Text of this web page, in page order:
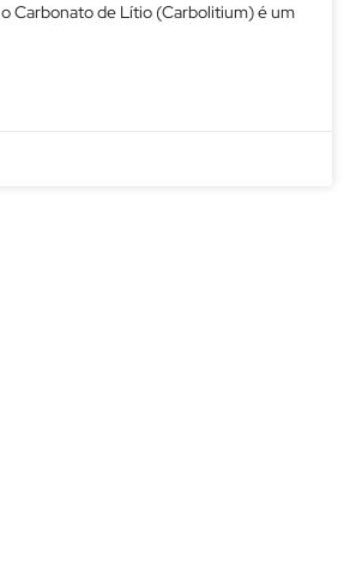
o Carbonato de Lítio (Carbolitium) é um